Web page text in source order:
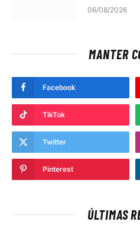
06/08/2026
MANTER
Facebook
TikTok
Twitter
Pinterest
ÚLTIMAS